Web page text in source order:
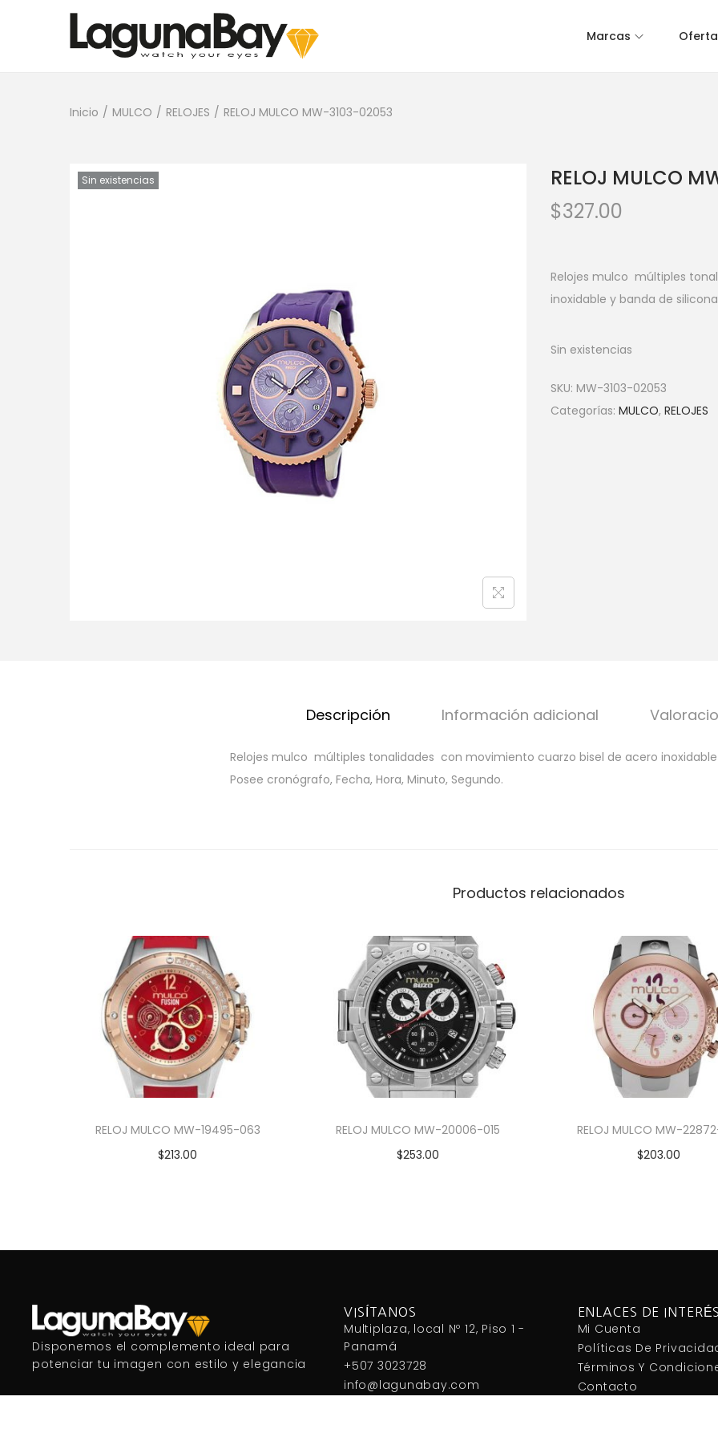
Marcas
Inicio / MULCO / RELOJES / RELOJ MULCO MW-3103-02053
Sin existencias
RELOJ MULCO
$327.00
Relojes mulco múltiples
inoxidable y banda de
Sin existencias
SKU: MW-3103-02053
Categorías: MULCO, RELOJES
Descripción Información adicional
Relojes mulco múltiples tonalidades con movimiento cuarzo bisel de acero
Posee cronógrafo, Fecha, Hora, Minuto, Segundo.
Productos relacionados
RELOJ MULCO MW-19495-063
$213.00
RELOJ MULCO MW-20006-015
$253.00
RELOJ MULCO MW-
$203.00
Disponemos el complemento ideal para
potenciar tu imagen con estilo y elegancia
VISÍTANOS
Multiplaza, local Nº 12, Piso 1 -
Panamá
+507 3023728
info@lagunabay.com
ENLACES DE INTERÉS
Mi Cuenta
Políticas De
Términos Y
Contacto